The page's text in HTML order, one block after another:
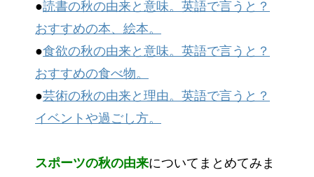
●読書の秋の由来と意味。英語で言うと？
おすすめの本、絵本。
●食欲の秋の由来と意味。英語で言うと？
おすすめの食べ物。
●芸術の秋の由来と理由。英語で言うと？
イベントや過ごし方。
スポーツの秋の由来についてまとめてみま